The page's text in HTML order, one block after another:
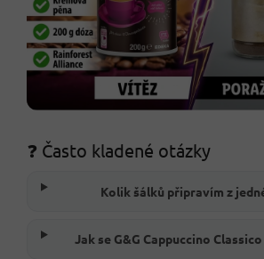
❓ Často kladené otázky
Kolik šálků připravím z
Jak se G&G Cappuccino